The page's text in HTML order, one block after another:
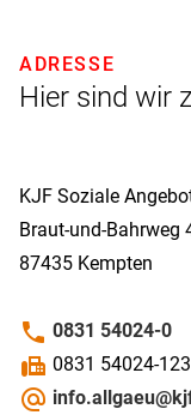
Hier sind wir
ADRESSE
KJF Soziale
Braut-und-Bahrweg
87435 Kempten
phone 0831 54024-0
fax 0831 54024-123
alternate_email